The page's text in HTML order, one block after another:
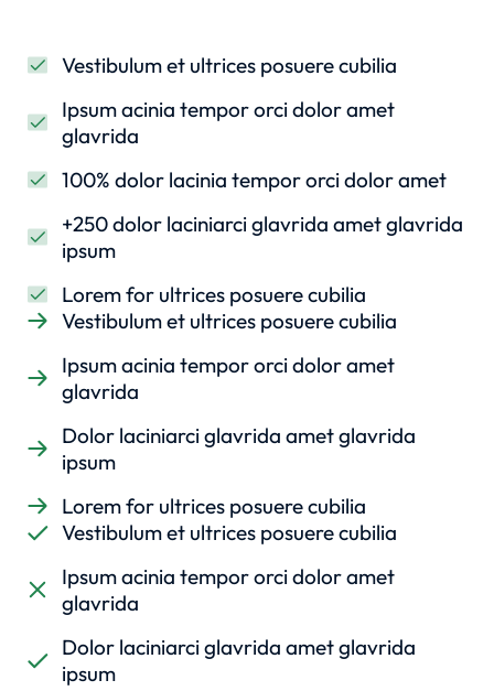
Vestibulum et ultrices posuere cubilia
Ipsum acinia tempor orci dolor amet
glavrida
100% dolor lacinia tempor orci dolor amet
+250 dolor laciniarci glavrida amet glavrida
ipsum
Lorem for ultrices posuere cubilia
Vestibulum et ultrices posuere cubilia
Ipsum acinia tempor orci dolor amet
glavrida
Dolor laciniarci glavrida amet glavrida
ipsum
Lorem for ultrices posuere cubilia
Vestibulum et ultrices posuere cubilia
Ipsum acinia tempor orci dolor amet
glavrida
Dolor laciniarci glavrida amet glavrida
ipsum